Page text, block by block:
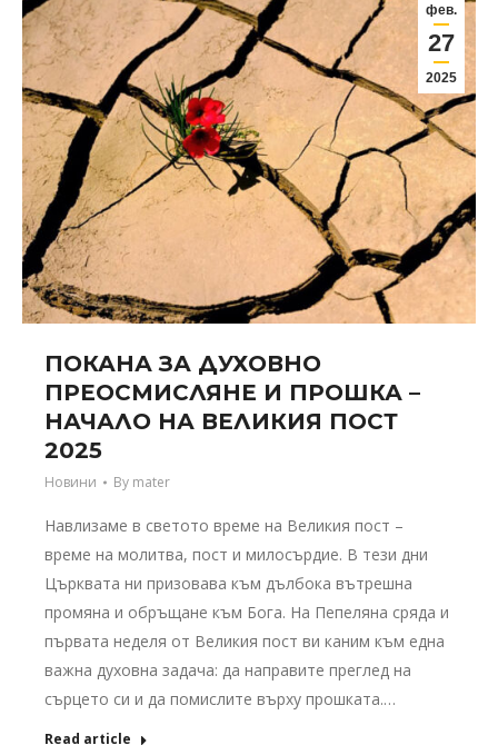
фев.
27
2025
ПОКАНА ЗА ДУХОВНО
ПРЕОСМИСЛЯНЕ И ПРОШКА –
НАЧАЛО НА ВЕЛИКИЯ ПОСТ
2025
Новини By mater
Навлизаме в светото време на Великия пост –
време на молитва, пост и милосърдие. В тези дни
Църквата ни призовава към дълбока вътрешна
промяна и обръщане към Бога. На Пепеляна сряда и
първата неделя от Великия пост ви каним към една
важна духовна задача: да направите преглед на
сърцето си и да помислите върху прошката.…
Read article